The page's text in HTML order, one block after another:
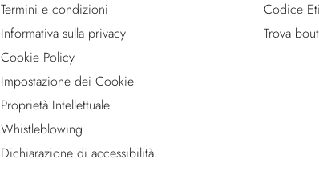
Termini e condizioni
Informativa sulla privacy
Cookie Policy
Impostazione dei Cookie
Proprietà Intellettuale
Whistleblowing
Dichiarazione di accessibilità
Codice
Trova